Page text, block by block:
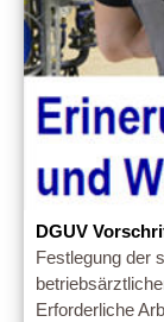
DGUV
Festlegung der
Erforderliche